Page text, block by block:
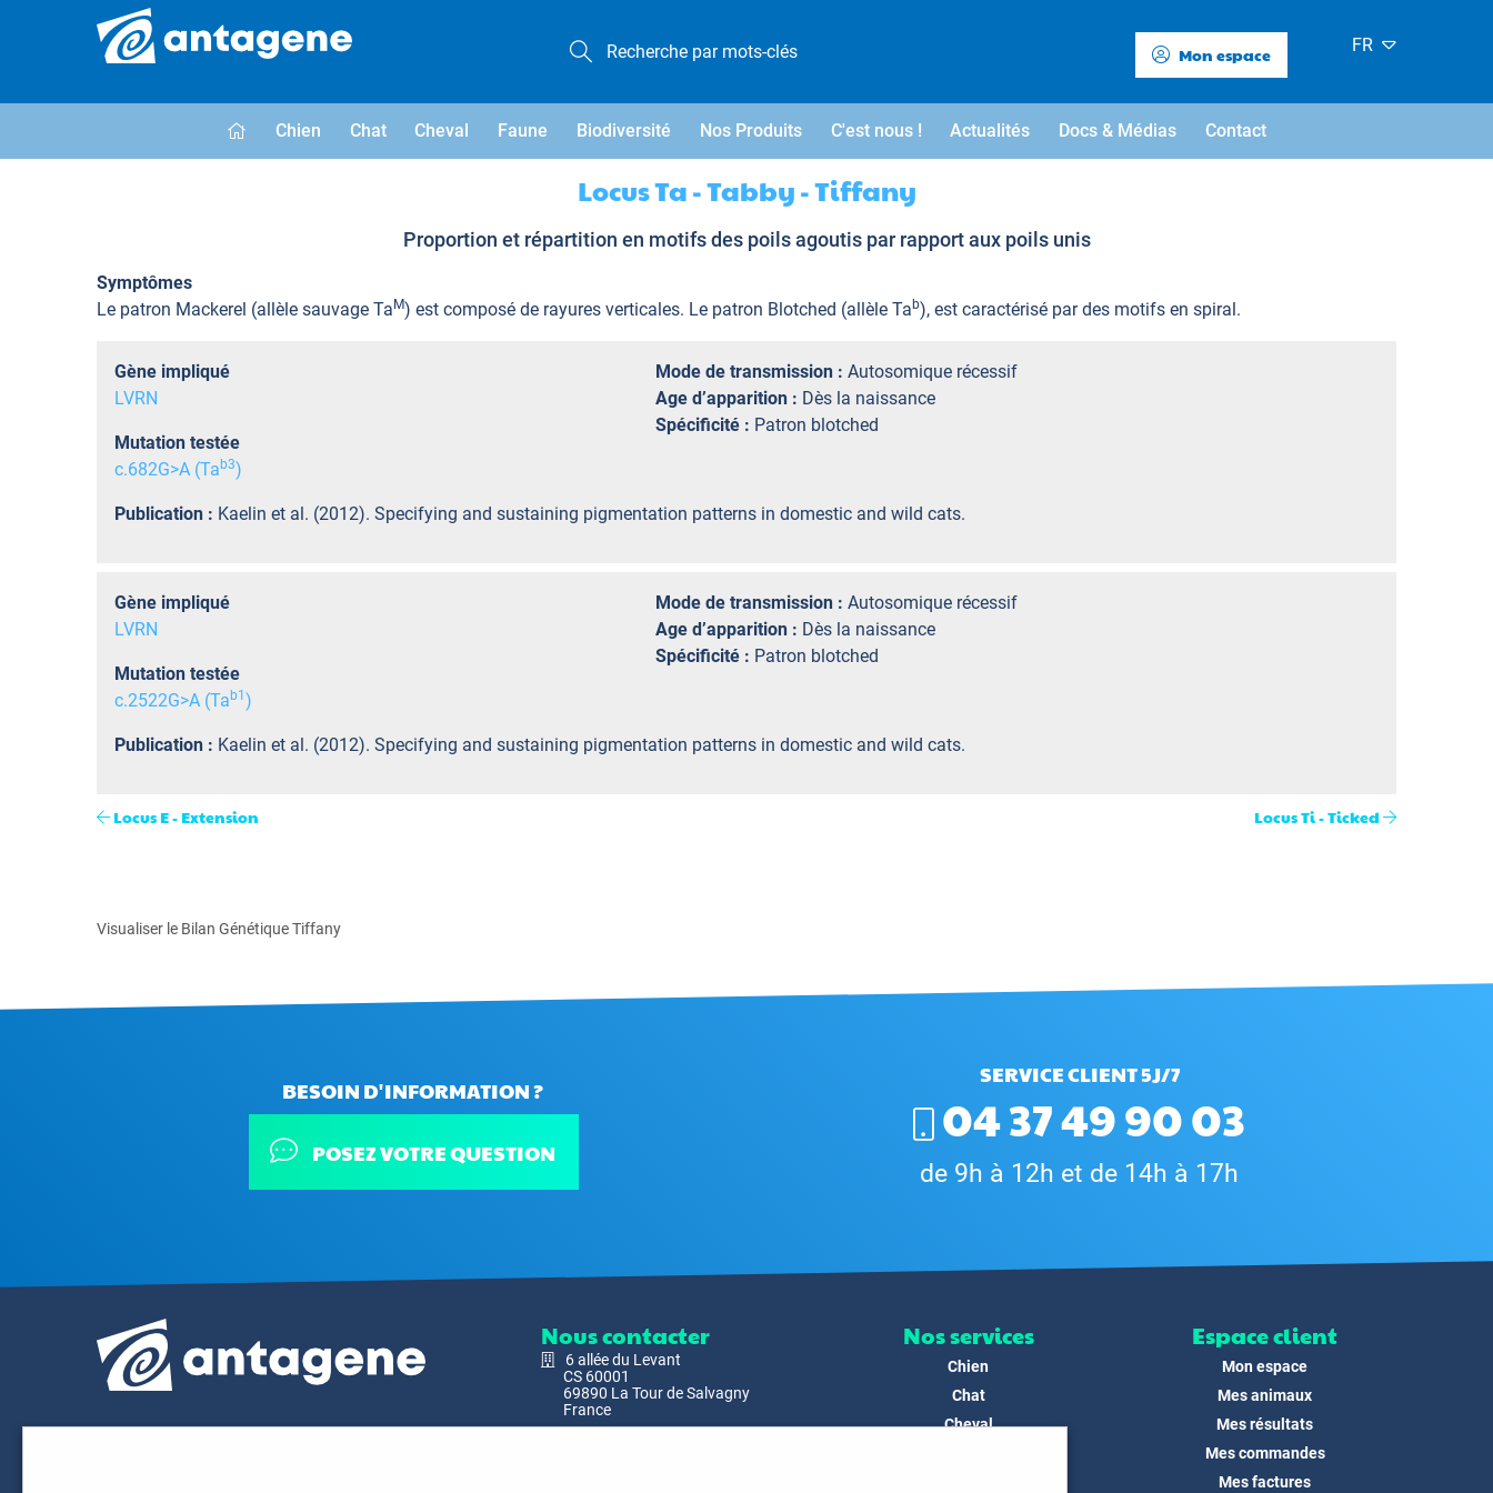
Mon espace FR
Chien Chat Cheval Faune Biodiversité Nos Produits C'est nous ! Actualités Docs & Médias Contact
Locus Ta - Tabby - Tiffany
Proportion et répartition en motifs des poils agoutis par rapport aux poils unis
Symptômes
Le patron Mackerel (allèle sauvage Ta M) est composé de rayures verticales. Le patron Blotched (allèle Tab), est caractérisé par des motifs en spiral.
Gène impliqué
LVRN
Mutation testée
c.682G>A (Ta b3)
Mode de transmission : Autosomique récessif
Age d’apparition : Dès la naissance
Spécificité : Patron blotched
Publication : Kaelin et al. (2012). Specifying and sustaining pigmentation patterns in domestic and wild cats.
Gène impliqué
LVRN
Mutation testée
c.2522G>A (Ta b1 )
Mode de transmission : Autosomique récessif
Age d’apparition : Dès la naissance
Spécificité : Patron blotched
Publication : Kaelin et al. (2012). Specifying and sustaining pigmentation patterns in domestic and wild cats.
Locus E - Extension Locus Ti - Ticked
Visualiser le Bilan Génétique Tiffany
BESOIN D'INFORMATION ?
POSEZ VOTRE QUESTION
SERVICE CLIENT 5J/7
04 37 49 90 03
de 9h à 12h et de 14h à 17h
Nous contacter
6 allée du Levant
CS 60001
69890 La Tour de Salvagny
France
Nos services
Chien
Chat
Cheval
Espace client
Mon espace
Mes animaux
Mes résultats
Mes commandes
Mes factures